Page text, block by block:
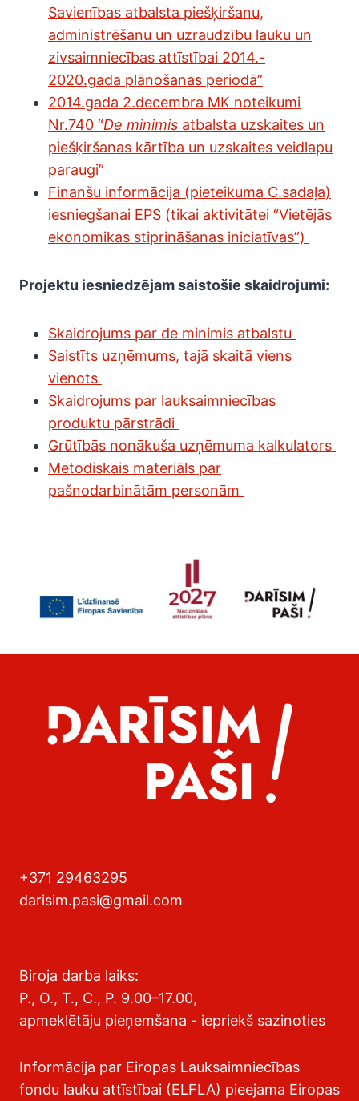
Savienības atbalsta piešķiršanu,
administrēšanu un uzraudzību lauku un
zivsaimniecības attīstībai 2014.-
2020.gada plānošanas periodā”
2014.gada 2.decembra MK noteikumi
Nr.740 “De minimis atbalsta uzskaites un
piešķiršanas kārtība un uzskaites veidlapu
paraugi”
Finanšu informācija (pieteikuma C.sadaļa)
iesniegšanai EPS (tikai aktivitātei “Vietējās
ekonomikas stiprināšanas iniciatīvas”)
Projektu iesniedzējam saistošie skaidrojumi:
Skaidrojums par de minimis atbalstu
Saistīts uzņēmums, tajā skaitā viens
vienots
Skaidrojums par lauksaimniecības
produktu pārstrādi
Grūtībās nonākuša uzņēmuma kalkulators
Metodiskais materiāls par
pašnodarbinātām personām
+371 29463295
darisim.pasi@gmail.com
Biroja darba laiks:
P., O., T., C., P. 9.00–17.00,
apmeklētāju pieņemšana - iepriekš sazinoties
Informācija par Eiropas Lauksaimniecības
fondu lauku attīstībai (ELFLA) pieejama Eiropas